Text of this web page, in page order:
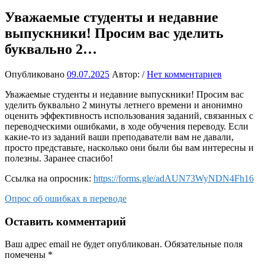
Уважаемые студенты и недавние
выпускники! Просим вас уделить
буквально 2…
Опубликовано 09.07.2025 Автор: /Нет комментариев
Уважаемые студенты и недавние выпускники! Просим вас
уделить буквально 2 минуты летнего времени и анонимно
оценить эффективность использования заданий, связанных с
переводческими ошибками, в ходе обучения переводу. Если
какие-то из заданий ваши преподаватели вам не давали,
просто представьте, насколько они были бы вам интересны и
полезны. Заранее спасибо!
Ссылка на опросник: https://forms.gle/adAUN73WyNDN4Fh16
Опрос об ошибках в переводе
Оставить комментарий
Ваш адрес email не будет опубликован. Обязательные поля
помечены *